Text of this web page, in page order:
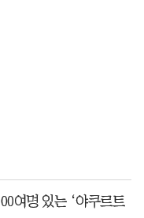
여명 있는 ‘야쿠르트